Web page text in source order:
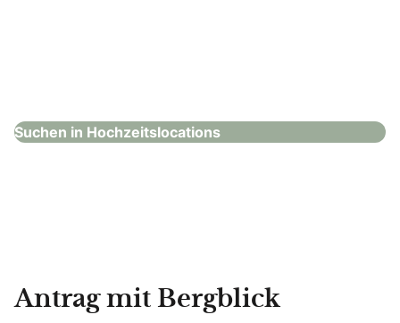
Suchen in Hochzeitslocations
Antrag mit Bergblick